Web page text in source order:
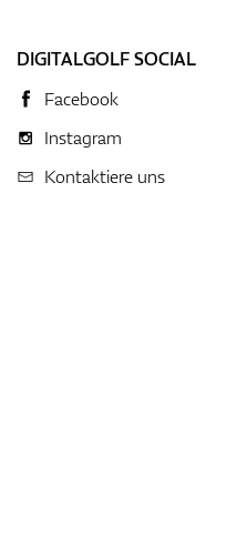
DIGITALGOLF SOCIAL
Facebook
Instagram
Kontaktiere uns